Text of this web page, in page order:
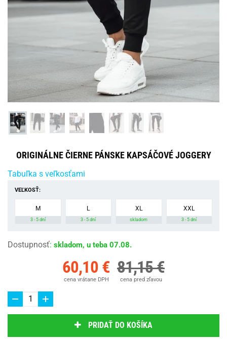
ORIGINÁLNE ČIERNE PÁNSKE KAPSÁČOVÉ JOGGERY
Tabuľka s veľkosťami
VEĽKOSŤ:
M
3 - 5 dní
L
3 - 5 dní
XL
skladom
XXL
3 - 5 dní
Dostupnosť: skladom, u teba 07.08.
60,10 €
cena vrátane DPH
81,15 €
cena pred zľavou
PRIDAŤ DO KOŠÍKA